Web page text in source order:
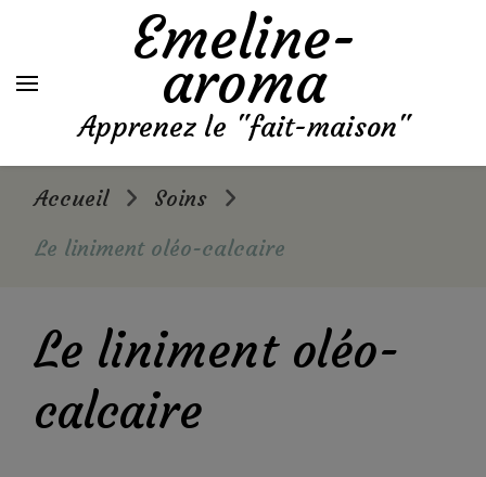
Emeline-
aroma
Apprenez le "fait-maison"
Accueil
Soins
Le liniment oléo-calcaire
Le liniment oléo-
calcaire